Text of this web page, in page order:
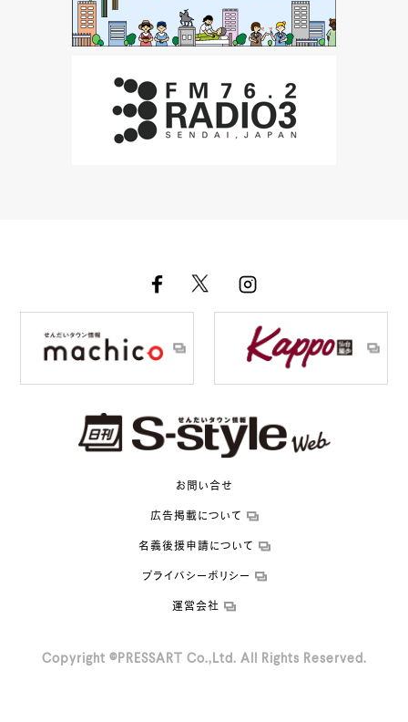
お問い合せ
広告掲載について
名義後援申請について
プライバシーポリシー
運営会社
Copyright ©PRESSART Co.,Ltd. All Rights Reserved.